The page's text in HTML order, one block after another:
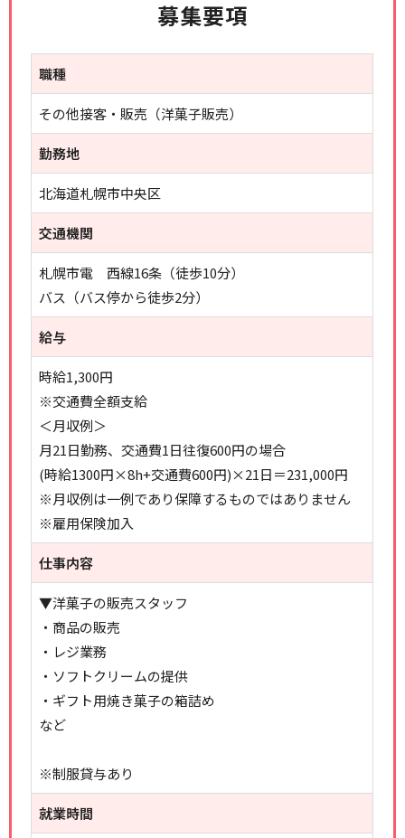
募集要項
職種
その他接客・販売（洋菓子販売）
勤務地
北海道札幌市中央区
交通機関
札幌市電 西線16条（徒歩10分）
バス（バス停から徒歩2分）
給与
時給1,300円
※交通費全額支給
＜月収例＞
月21日勤務、交通費1日往復600円の場合
(時給1300円×8h+交通費600円)×21日＝231,000円
※月収例は一例であり保障するものではありません
※雇用保険加入
仕事内容
▼洋菓子の販売スタッフ
・商品の販売
・レジ業務
・ソフトクリームの提供
・ギフト用焼き菓子の箱詰め
など
※制服貸与あり
就業時間